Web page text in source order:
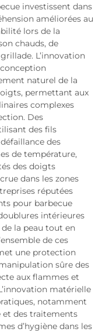
investissent dans
améliorées au
lors de la
chauds, de
L’innovation
naturel de la
permettant aux
complexes
Des
des fils
des
de température,
des doigts
dans les zones
réputées
pour barbecue
intérieures
la peau tout en
de ces
une protection
sûre des
aux flammes et
matérielle
notamment
et des traitements
d’hygiène dans les